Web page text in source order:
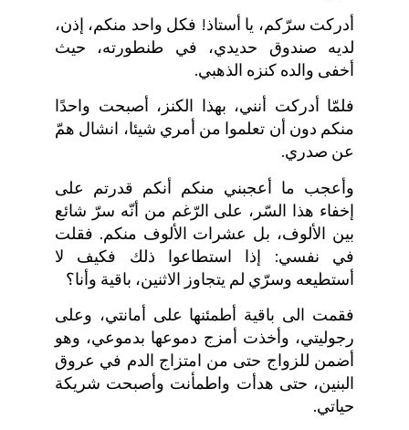
أدركت سرّكم، يا أستاذ! فكل واحد منكم، إذن،
لديه صندوق حديدي، في طنطورته، حيث
أخفى والده كنزه الذهبي.
فلمّا أدركت أنني، بهذا الكنز، أصبحت واحدًا
منكم دون أن تعلموا من أمري شيئا، انشال همّ
عن صدري.
وأعجب ما أعجبني منكم أنكم قدرتم على
إخفاء هذا السّر، على الرّغم من أنّه سرّ شائع
بين الألوف، بل عشرات الألوف منكم. فقلت
في نفسي: إذا استطاعوا ذلك فكيف لا
أستطيعه وسرّي لم يتجاوز الاثنين، باقية وأنا؟
فقمت الى باقية أطمئنها على أمانتي، وعلى
رجوليتي، وأخذت أمزج دموعها بدموعي، وهو
أضمن للزواج حتى من امتزاج الدم في عروق
البنين، حتى هدأت واطمأنت وأصبحت شريكة
حياتي.